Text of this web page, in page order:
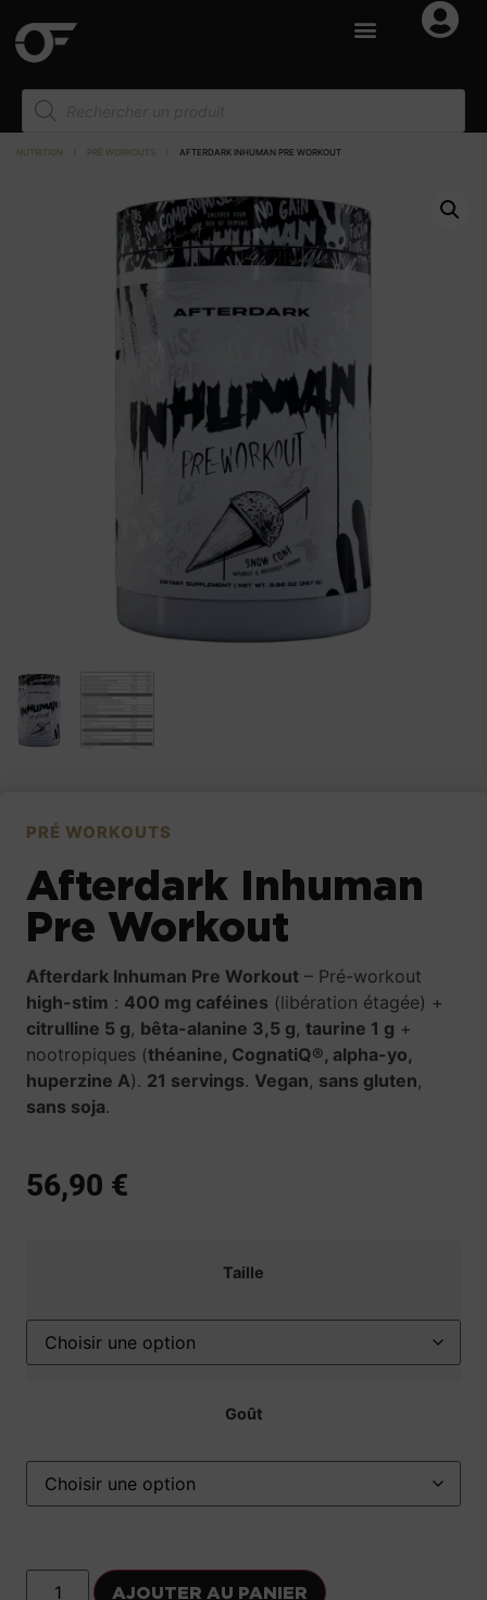
NUTRITION PRÉ WORKOUTS AFTERDARK INHUMAN PRE WORKOUT
PRÉ WORKOUTS
Afterdark Inhuman
Pre Workout
Afterdark Inhuman Pre Workout – Pré-workout
high-stim : 400 mg caféines (libération étagée) +
citrulline 5 g, bêta-alanine 3,5 g, taurine 1 g +
nootropiques (théanine, CognatiQ®, alpha-yo,
huperzine A). 21 servings. Vegan, sans gluten,
sans soja.
56,90 €
Taille
Goût
AJOUTER AU PANIER